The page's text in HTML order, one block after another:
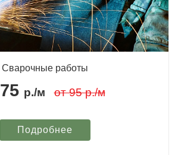
Сварочные работы
75 р./м от 95 р./м
Подробнее